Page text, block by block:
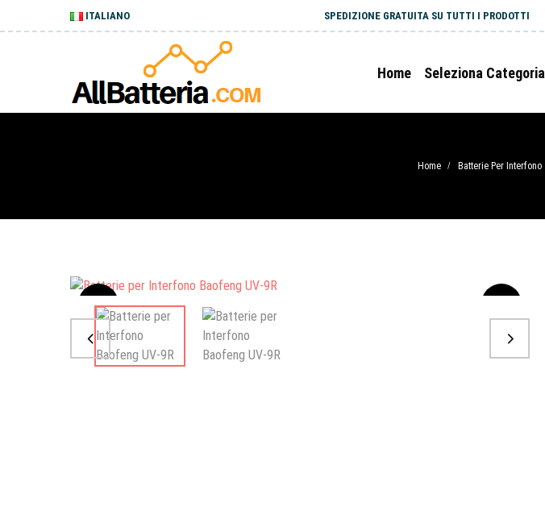
ITALIANO SPEDIZIONE GRATUITA SU TUTTI I PRODOTTI
Home Seleziona Categoria
Home / Batterie Per Interfono
Sale